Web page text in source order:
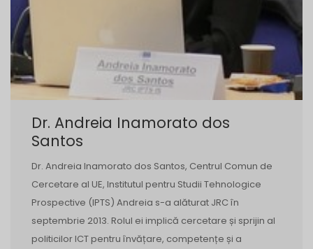
Dr. Andreia Inamorato dos
Santos
Dr. Andreia Inamorato dos Santos, Centrul Comun de
Cercetare al UE, Institutul pentru Studii Tehnologice
Prospective (IPTS) Andreia s-a alăturat JRC în
septembrie 2013. Rolul ei implică cercetare și sprijin al
politicilor ICT pentru învățare, competențe și a